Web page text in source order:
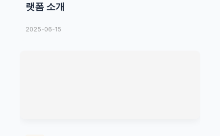
랫폼 소개
2025-06-15